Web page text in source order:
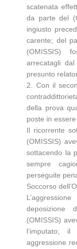
scatenata
da parte del
ingiusto
carente; del
(OMISSIS)
arrecatagli
presunto
2. Con il
della prova
poste in
Il ricorrente
(OMISSIS)
sottacendo la
sempre
perseguite
Soccorso
deposizione
(OMISSIS)
l’imputato;
aggressione